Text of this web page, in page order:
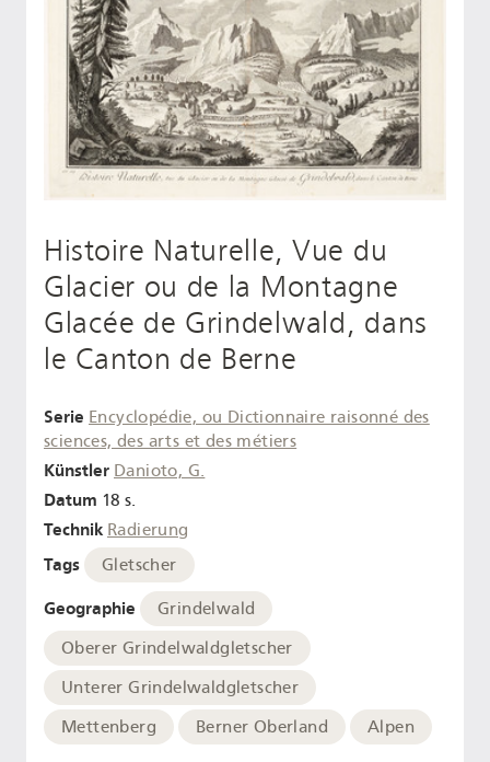
Histoire Naturelle, Vue du
Glacier ou de la Montagne
Glacée de Grindelwald, dans
le Canton de Berne
Serie Encyclopédie, ou Dictionnaire raisonné des
sciences, des arts et des métiers
Künstler Danioto, G.
Datum 18 s.
Technik Radierung
Tags Gletscher
Geographie
Grindelwald
Oberer Grindelwaldgletscher
Unterer Grindelwaldgletscher
Mettenberg
Berner Oberland Alpen